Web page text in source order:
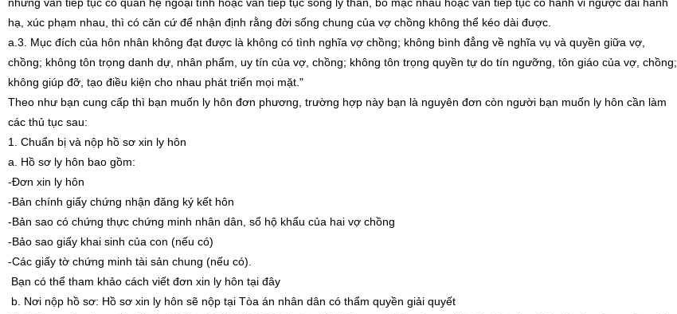
hạ, xúc phạm nhau, thì có căn cứ để nhận định rằng đời sống chung của vợ chồng không thể kéo dài được.
a.3. Mục đích của hôn nhân không đạt được là không có tình nghĩa vợ chồng; không bình đẳng về nghĩa vụ và quyền giữa vợ,
chồng; không tôn trọng danh dự, nhân phẩm, uy tín của vợ, chồng; không tôn trọng quyền tự do tín ngưỡng, tôn giáo của vợ, chồng;
không giúp đỡ, tạo điều kiện cho nhau phát triển mọi mặt."
Theo như bạn cung cấp thì bạn muốn ly hôn đơn phương, trường hợp này bạn là nguyên đơn còn người bạn muốn ly hôn cần làm
các thủ tục sau:
1. Chuẩn bị và nộp hồ sơ xin ly hôn
a. Hồ sơ ly hôn bao gồm:
-Đơn xin ly hôn
-Bản chính giấy chứng nhận đăng ký kết hôn
-Bản sao có chứng thực chứng minh nhân dân, sổ hộ khẩu của hai vợ chồng
-Bảo sao giấy khai sinh của con (nếu có)
-Các giấy tờ chứng minh tài sản chung (nếu có).
Bạn có thể tham khảo cách viết đơn xin ly hôn tại đây
b. Nơi nộp hồ sơ: Hồ sơ xin ly hôn sẽ nộp tại Tòa án nhân dân có thẩm quyền giải quyết